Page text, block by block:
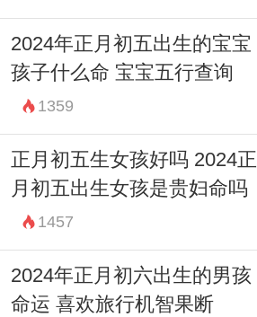
2024年正月初五出生的宝宝
孩子什么命 宝宝五行查询
1359
正月初五生女孩好吗 2024正
月初五出生女孩是贵妇命吗
1457
2024年正月初六出生的男孩
命运 喜欢旅行机智果断